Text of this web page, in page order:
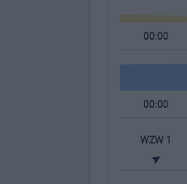
00:00
00:00
WZW 1